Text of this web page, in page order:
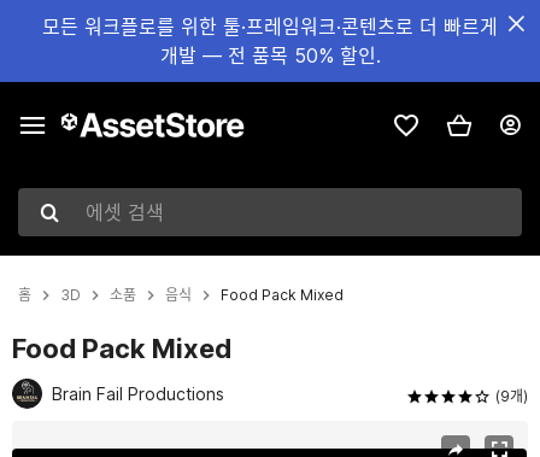
모든 워크플로를 위한 툴·프레임워크·콘텐츠로 더 빠르게
개발 — 전 품목 50% 할인.
에셋 검색
홈 3D 소품 음식 Food Pack Mixed
Food Pack Mixed
Brain Fail Productions (9개)